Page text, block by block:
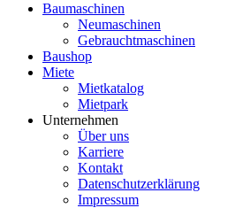
Baumaschinen
Neumaschinen
Gebrauchtmaschinen
Baushop
Miete
Mietkatalog
Mietpark
Unternehmen
Über uns
Karriere
Kontakt
Datenschutzerklärung
Impressum